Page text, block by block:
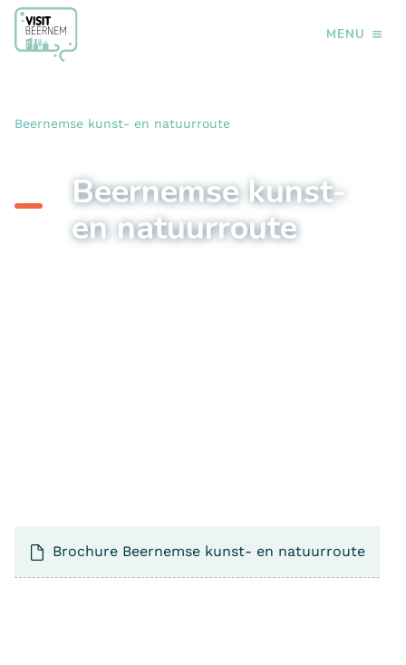
MENU
Beernemse kunst- en natuurroute
Beernemse kunst-
en natuurroute
Brochure Beernemse kunst- en natuurroute